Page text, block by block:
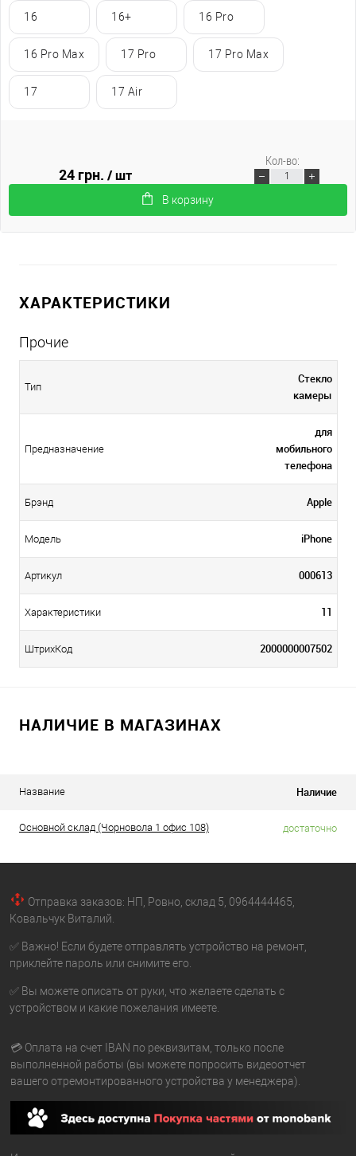
16 16+ 16 Pro
16 Pro Max 17 Pro 17 Pro Max
17 17 Air
24 грн./ шт
В корзину
Кол-во:
ХАРАКТЕРИСТИКИ
Прочие
Тип
Стекло
камеры
Предназначение
для
мобильного
телефона
Брэнд Apple
Модель iPhone
Артикул 000613
Характеристики 11
ШтрихКод 2000000007502
НАЛИЧИЕ В МАГАЗИНАХ
Название Наличие
Основной склад (Чорновола 1 офис 108) достаточно
Отправка заказов: НП, Ровно, склад 5, 0964444465,
Ковальчук Виталий.
✅ Важно! Если будете отправлять устройство на ремонт,
приклейте пароль или снимите его.
✅ Вы можете описать от руки, что желаете сделать с
устройством и какие пожелания имеете.
💳 Оплата на счет IBAN по реквизитам, только после
выполненной работы (вы можете попросить видеоотчет
вашего отремонтированного устройства у менеджера).